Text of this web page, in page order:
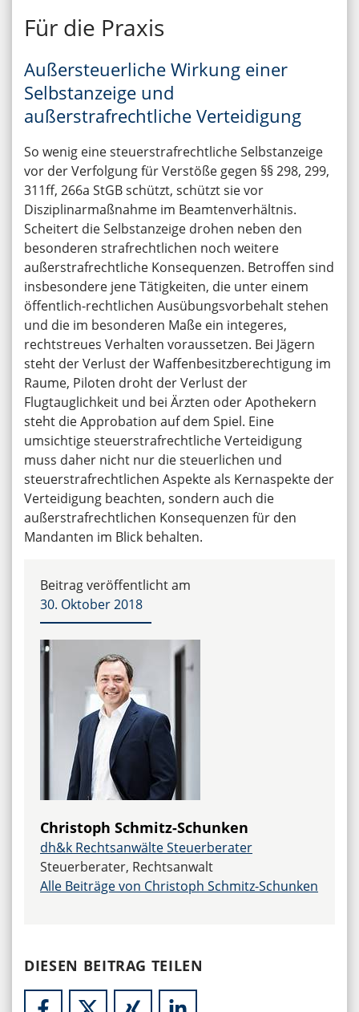
Für die Praxis
Außersteuerliche Wirkung einer
Selbstanzeige und
außerstrafrechtliche Verteidigung
So wenig eine steuerstrafrechtliche Selbstanzeige
vor der Verfolgung für Verstöße gegen §§ 298, 299,
311ff, 266a StGB schützt, schützt sie vor
Disziplinarmaßnahme im Beamtenverhältnis.
Scheitert die Selbstanzeige drohen neben den
besonderen strafrechtlichen noch weitere
außerstrafrechtliche Konsequenzen. Betroffen sind
insbesondere jene Tätigkeiten, die unter einem
öffentlich-rechtlichen Ausübungsvorbehalt stehen
und die im besonderen Maße ein integeres,
rechtstreues Verhalten voraussetzen. Bei Jägern
steht der Verlust der Waffenbesitzberechtigung im
Raume, Piloten droht der Verlust der
Flugtauglichkeit und bei Ärzten oder Apothekern
steht die Approbation auf dem Spiel. Eine
umsichtige steuerstrafrechtliche Verteidigung
muss daher nicht nur die steuerlichen und
steuerstrafrechtlichen Aspekte als Kernaspekte der
Verteidigung beachten, sondern auch die
außerstrafrechtlichen Konsequenzen für den
Mandanten im Blick behalten.
Beitrag veröffentlicht am
30. Oktober 2018
Christoph Schmitz-Schunken
dh&k Rechtsanwälte Steuerberater
Steuerberater, Rechtsanwalt
Alle Beiträge von Christoph Schmitz-Schunken
DIESEN BEITRAG TEILEN